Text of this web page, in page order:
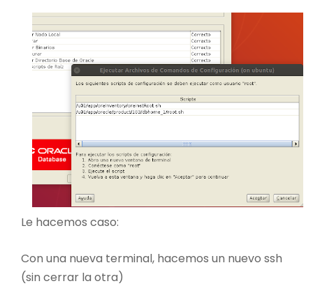
Le hacemos caso:
Con una nueva terminal, hacemos un nuevo ssh
(sin cerrar la otra)